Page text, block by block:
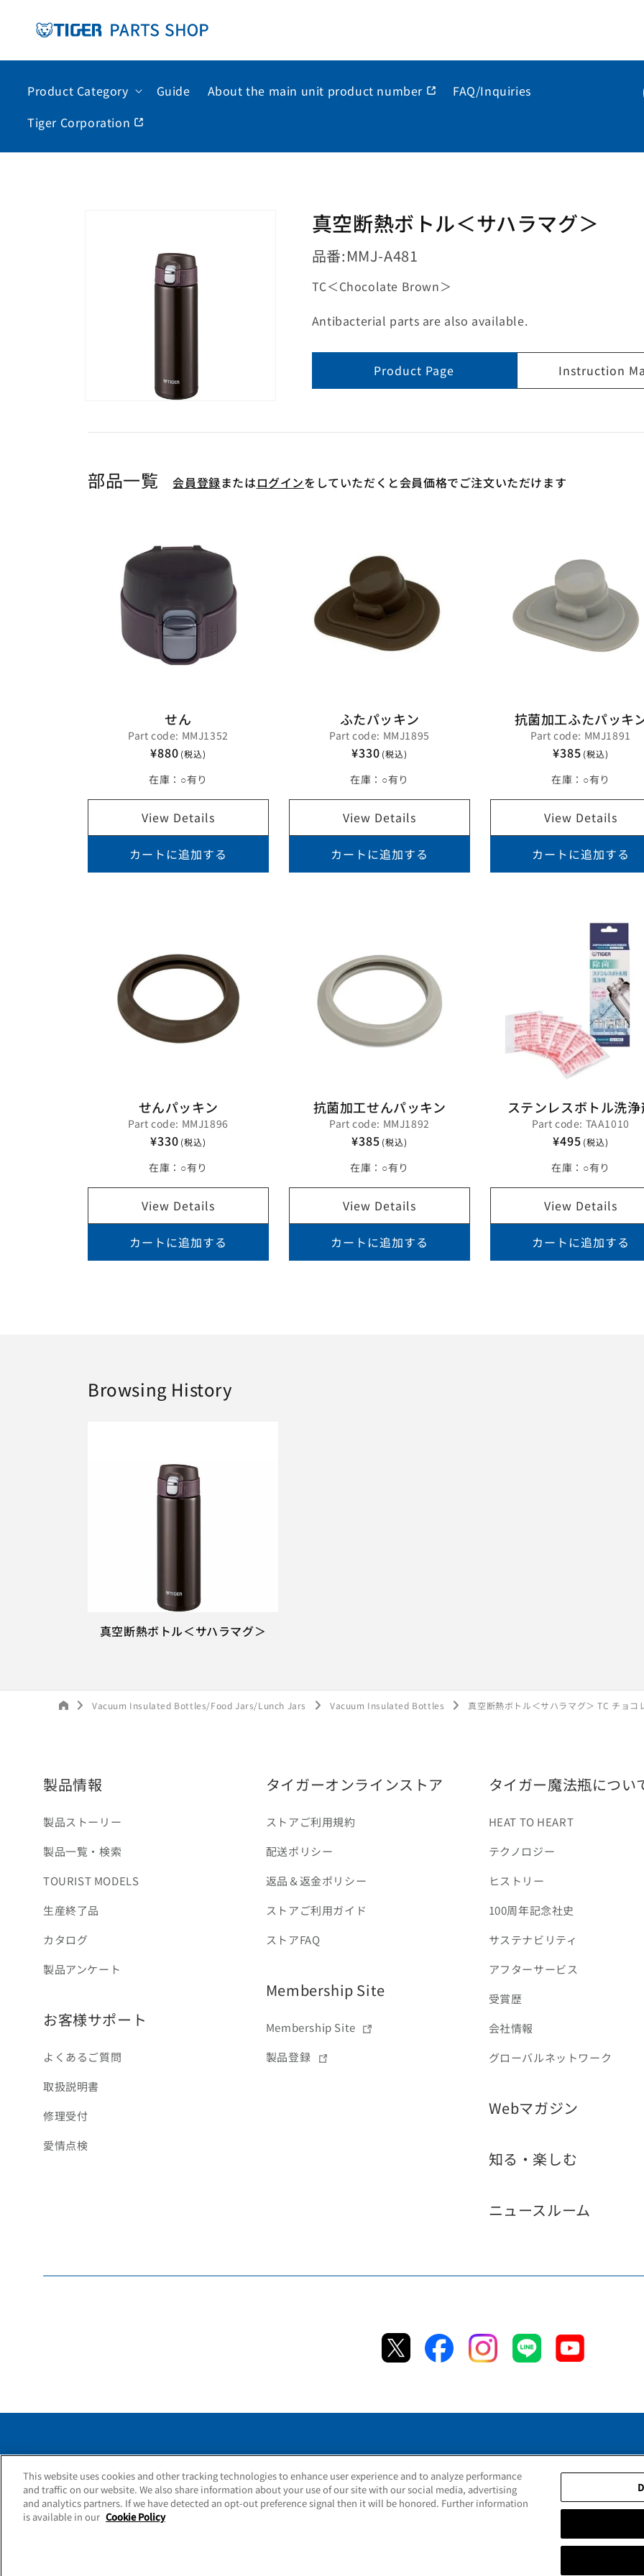
進む
Product Category Guide About the main unit product number
FAQ/Inquiries
Tiger Corporation
ダ
デ
真空断熱ボトル＜サハラマグ＞
品番:MMJ-A481
TC＜Chocolate Brown＞
Antibacterial parts are also available.
Product Page Instruction
部品一覧 会員登録またはログインをしていただくと会員価格でご注文いただけます
せん
Part code: MMJ1352
¥880 (税込)
在庫： ○有り
View Details
カートに追加する
ふたパッキン
Part code: MMJ1895
¥330 (税込)
在庫： ○有り
View Details
カートに追加する
抗菌加工ふたパッキ
Part code: MMJ1891
¥385 (税込)
在庫： ○有り
View Details
カートに追加する
せんパッキン
Part code: MMJ1896
¥330 (税込)
在庫： ○有り
View Details
カートに追加する
抗菌加工せんパッキン
Part code: MMJ1892
¥385 (税込)
在庫： ○有り
View Details
カートに追加する
ステンレスボトル洗
Part code: TAA1010
¥495 (税込)
在庫： ○有り
View Details
カートに追加する
Browsing History
真空断熱ボトル＜サハラマグ＞
Vacuum Insulated Bottles/Food Jars/Lunch Jars Vacuum Insulated Bottles 真空断熱ボトル＜サハラマグ＞ TC チョコ
製品情報
製品ストーリー
製品一覧・検索
TOURIST MODELS
生産終了品
カタログ
製品アンケート
お客様サポート
よくあるご質問
取扱説明書
修理受付
愛情点検
タイガーオンラインストア
ストアご利用規約
配送ポリシー
返品＆返金ポリシー
ストアご利用ガイド
ストアFAQ
Membership Site
Membership Site
製品登録
タイガー魔法瓶につい
HEAT TO HEART
テクノロジー
ヒストリー
100周年記念社史
サステナビリティ
アフターサービス
受賞歴
会社情報
グローバルネットワーク
Webマガジン
知る・楽しむ
ニュースルーム
Guide About the main unit product number Terms of Use Legal
This website uses cookies and other tracking technologies to enhance user experience and to analyze performance
and traffic on our website. We also share information about your use of our site with our social media, advertising
and analytics partners. If we have detected an opt-out preference signal then it will be honored. Further information
is available in our Cookie Policy